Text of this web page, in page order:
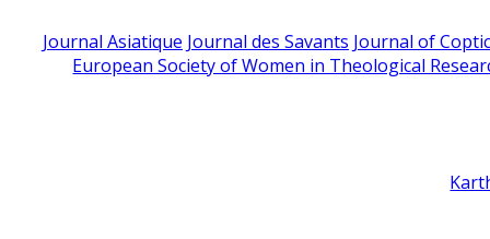
Journal Asiatique Journal des Savants Journal of
European Society of Women in Theological